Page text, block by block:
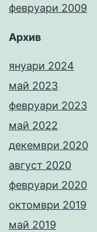
февруари 2009
Архив
януари 2024
май 2023
февруари 2023
май 2022
декември 2020
август 2020
февруари 2020
октомври 2019
май 2019